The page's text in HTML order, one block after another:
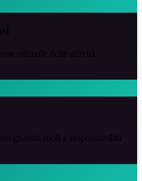
ottimale delle attività
ruoli e responsabilità